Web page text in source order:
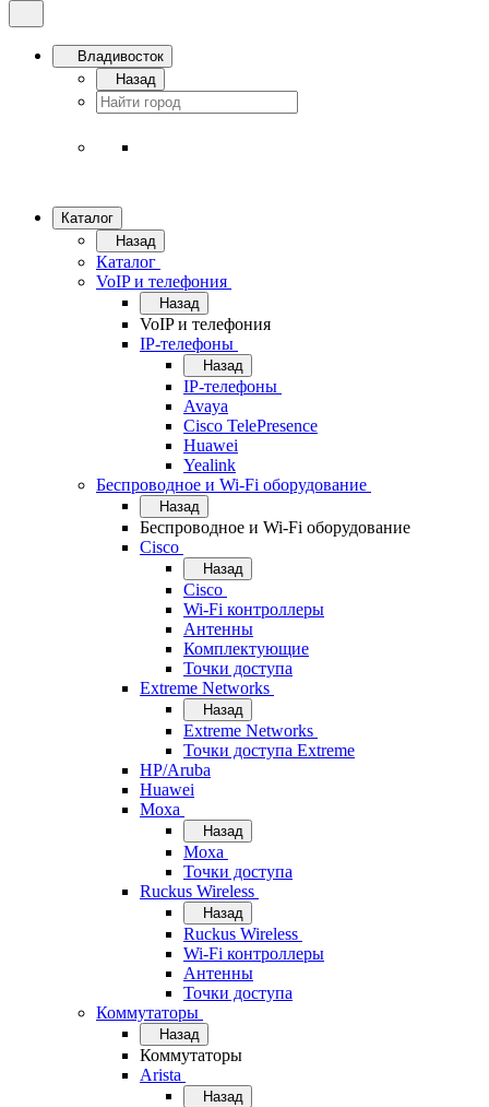
Владивосток
Назад
Каталог
Назад
Каталог
VoIP и телефония
Назад
VoIP и телефония
IP-телефоны
Назад
IP-телефоны
Avaya
Cisco TelePresence
Huawei
Yealink
Беспроводное и Wi-Fi оборудование
Назад
Беспроводное и Wi-Fi оборудование
Cisco
Назад
Cisco
Wi-Fi контроллеры
Антенны
Комплектующие
Точки доступа
Extreme Networks
Назад
Extreme Networks
Точки доступа Extreme
HP/Aruba
Huawei
Moxa
Назад
Moxa
Точки доступа
Ruckus Wireless
Назад
Ruckus Wireless
Wi-Fi контроллеры
Антенны
Точки доступа
Коммутаторы
Назад
Коммутаторы
Arista
Назад